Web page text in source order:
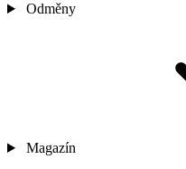
Odměny
Magazín